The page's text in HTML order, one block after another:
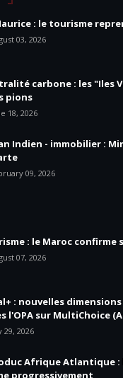
: le tourisme
03, 2026
carbone : les "Iles
pions
18, 2026
Indien - immobilier :
09, 2026
: le Maroc confirme
07, 2026
: nouvelles
l'OPA sur MultiChoice
29, 2026
Afrique Atlantique
progressivement